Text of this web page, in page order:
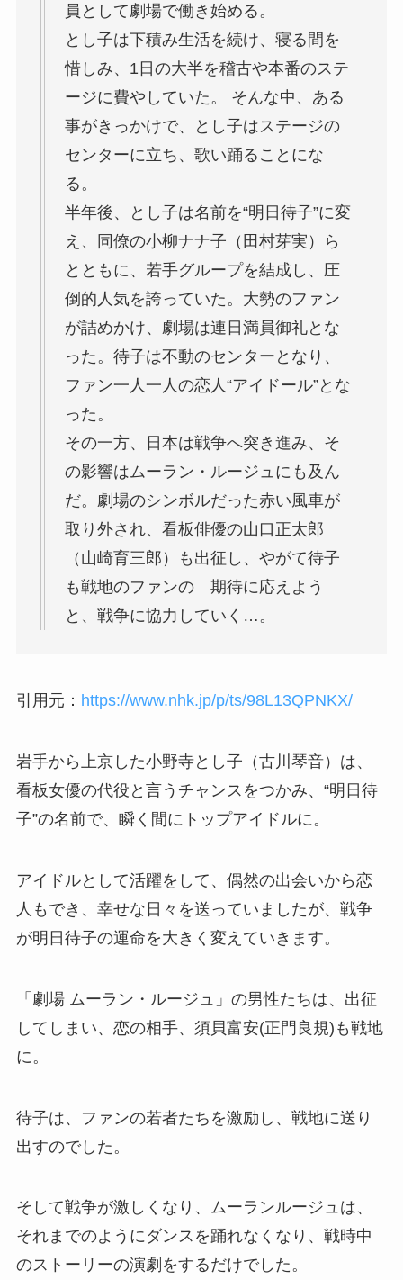
員として劇場で働き始める。
とし子は下積み生活を続け、寝る間を
惜しみ、1日の大半を稽古や本番のステ
ージに費やしていた。 そんな中、ある
事がきっかけで、とし子はステージの
センターに立ち、歌い踊ることにな
る。
半年後、とし子は名前を“明日待子”に変
え、同僚の小柳ナナ子（田村芽実）ら
とともに、若手グループを結成し、圧
倒的人気を誇っていた。大勢のファン
が詰めかけ、劇場は連日満員御礼とな
った。待子は不動のセンターとなり、
ファン一人一人の恋人“アイドール”とな
った。
その一方、日本は戦争へ突き進み、そ
の影響はムーラン・ルージュにも及ん
だ。劇場のシンボルだった赤い風車が
取り外され、看板俳優の山口正太郎
（山崎育三郎）も出征し、やがて待子
も戦地のファンの 期待に応えよう
と、戦争に協力していく…。
引用元： https://www.nhk.jp/p/ts/98L13QPNKX/
岩手から上京した小野寺とし子（古川琴音）は、
看板女優の代役と言うチャンスをつかみ、“明日待
子”の名前で、瞬く間にトップアイドルに。
アイドルとして活躍をして、偶然の出会いから恋
人もでき、幸せな日々を送っていましたが、戦争
が明日待子の運命を大きく変えていきます。
「劇場 ムーラン・ルージュ」の男性たちは、出征
してしまい、恋の相手、須貝富安(正門良規)も戦地
に。
待子は、ファンの若者たちを激励し、戦地に送り
出すのでした。
そして戦争が激しくなり、ムーランルージュは、
それまでのようにダンスを踊れなくなり、戦時中
のストーリーの演劇をするだけでした。